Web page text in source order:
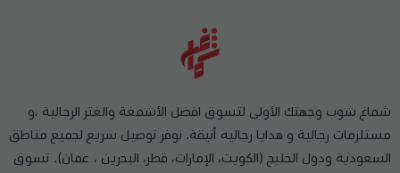
شماغ شوب وجهتك الأولى لتسوق افضل الأشمغة والغتر الرجالية ،و
مستلزمات رجالية و هدايا رجاليه أنيقة. نوفر توصيل سريع لجميع مناطق
السعودية ودول الخليج (الكويت، الإمارات، قطر، البحرين ، عمان). تسوق